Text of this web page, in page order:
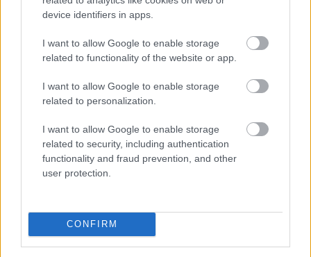
device identifiers in apps.
I want to allow Google to enable storage
related to functionality of the website or app.
I want to allow Google to enable storage
related to personalization.
I want to allow Google to enable storage
related to security, including authentication
functionality and fraud prevention, and other
user protection.
CONFIRM
| 2025.05.16 20:40
A Sisu rendezője felügyeli majd a Cannes-ban bejelentett
Cannes szigorít: tilos lesz a meztelenség és a